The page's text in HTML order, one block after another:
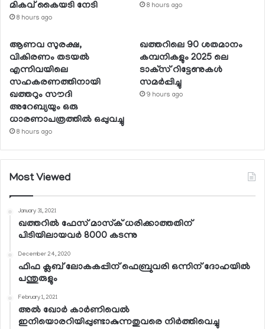
മികവ് കൈയടി നേടി
8 hours ago
8 hours ago
ആണവ സുരക്ഷ,
വികിരണം തടയല്‍
എന്നിവയിലെ
സഹകരണത്തിനായി
ഖത്തറും സൗദി
അറേബ്യയും ഒരു
ധാരണാപത്രത്തില്‍ ഒപ്പുവച്ചു
8 hours ago
ഖത്തറിലെ 90 ശതമാനം
കമ്പനികളും 2025 ലെ
ടാക്‌സ് റിട്ടേണുകള്‍
സമര്‍പ്പിച്ചു
9 hours ago
Most Viewed
January 31, 2021
ഖത്തറില്‍ ഫേസ് മാസ്‌ക് ധരിക്കാത്തതിന്
പിടിയിലായവര്‍ 8000 കടന്നു
December 24, 2020
ഫിഫ ക്ലബ് ലോകകപ്പിന് ഫെബ്രുവരി ഒന്നിന് ദോഹയില്‍
പന്തുരുളും
February 1, 2021
അല്‍ ഖോര്‍ കാര്‍ണിവെല്‍
ഇനിയൊരറിയിപ്പുണ്ടാകുന്നതുവരെ നിര്‍ത്തിവെച്ചു